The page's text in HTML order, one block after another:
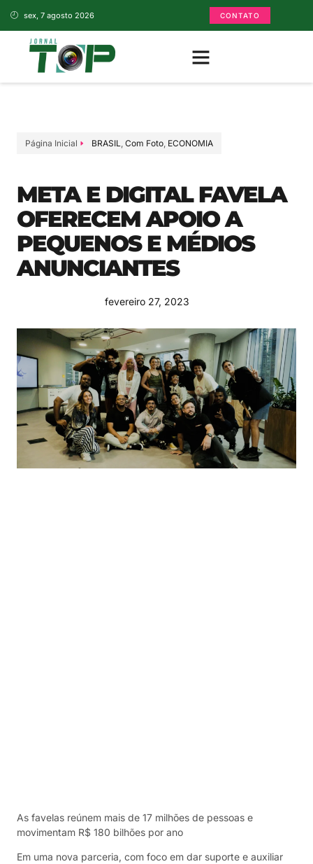
sex, 7 agosto 2026 CONTATO
Página Inicial BRASIL, Com Foto, ECONOMIA
META E DIGITAL FAVELA
OFERECEM APOIO A
PEQUENOS E MÉDIOS
ANUNCIANTES
fevereiro 27, 2023
As favelas reúnem mais de 17 milhões de pessoas e
movimentam R$ 180 bilhões por ano
Em uma nova parceria, com foco em dar suporte e auxiliar